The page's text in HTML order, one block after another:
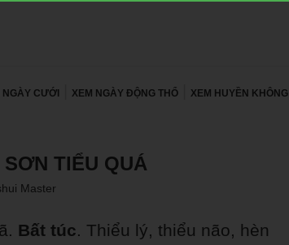
NGÀY CƯỚI XEM NGÀY ĐỘNG THỔ XEM HUYỀN KHÔNG
TIỂU QUÁ
Master
Bất túc. Thiểu lý, thiểu não, hèn